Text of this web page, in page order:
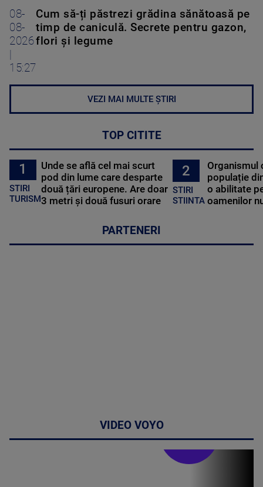
08-
08-
2026
15:27
Cum să-ți păstrezi grădina sănătoasă pe
timp de caniculă. Secrete pentru gazon,
flori și legume
VEZI MAI MULTE ȘTIRI
TOP CITITE
1
STIRI
TURISM
Unde se află cel mai scurt
pod din lume care desparte
două țări europene. Are doar
3 metri și două fusuri orare
2
STIRI
STIINTA
Organismul
populație
o abilitate
oamenilor
PARTENERI
VIDEO VOYO